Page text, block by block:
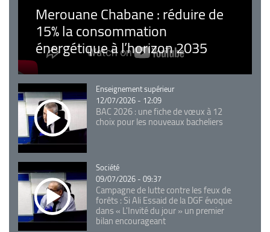
Merouane Chabane : réduire de
15% la consommation
énergétique à l’horizon 2035
Catégorie
Enseignement supérieur
12/07/2026 - 12:09
BAC 2026 : une fiche de vœux à 12
choix pour les nouveaux bacheliers
Catégorie
Société
09/07/2026 - 09:37
Campagne de lutte contre les feux de
forêts : Si Ali Essaid de la DGF évoque
dans « L'Invité du jour » un premier
bilan encourageant